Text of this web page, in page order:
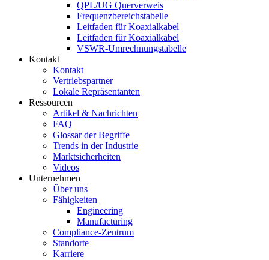
QPL/UG Querverweis
Frequenzbereichstabelle
Leitfaden für Koaxialkabel
Leitfaden für Koaxialkabel
VSWR-Umrechnungstabelle
Kontakt
Kontakt
Vertriebspartner
Lokale Repräsentanten
Ressourcen
Artikel & Nachrichten
FAQ
Glossar der Begriffe
Trends in der Industrie
Marktsicherheiten
Videos
Unternehmen
Über uns
Fähigkeiten
Engineering
Manufacturing
Compliance-Zentrum
Standorte
Karriere